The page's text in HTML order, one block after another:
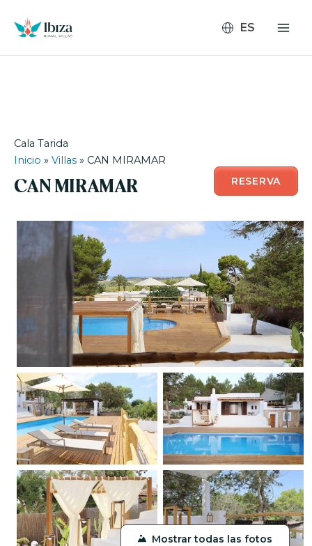
contenido
Cala Tarida
Inicio » Villas » CAN MIRAMAR
CAN MIRAMAR RESERVA
Mostrar todas las fotos